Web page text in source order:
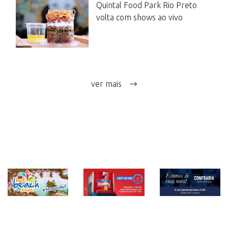
Quintal Food Park Rio Preto
volta com shows ao vivo
ver mais